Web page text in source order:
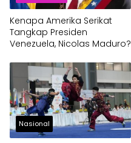
Kenapa Amerika Serikat
Tangkap Presiden
Venezuela, Nicolas Maduro?
Nasional